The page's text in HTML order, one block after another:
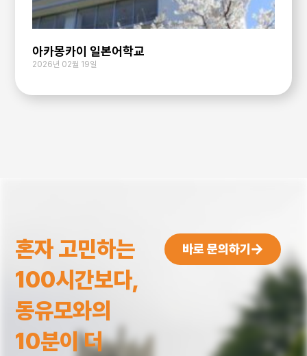
아카몽카이 일본어학교
2026년 02월 19일
혼자 고민하는
100시간보다,
동유모와의
10분이 더
바로 문의하기